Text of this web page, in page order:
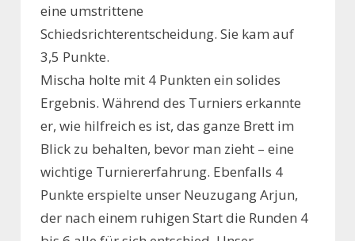
eine umstrittene
Schiedsrichterentscheidung. Sie kam auf
3,5 Punkte.
Mischa holte mit 4 Punkten ein solides
Ergebnis. Während des Turniers erkannte
er, wie hilfreich es ist, das ganze Brett im
Blick zu behalten, bevor man zieht – eine
wichtige Turniererfahrung. Ebenfalls 4
Punkte erspielte unser Neuzugang Arjun,
der nach einem ruhigen Start die Runden 4